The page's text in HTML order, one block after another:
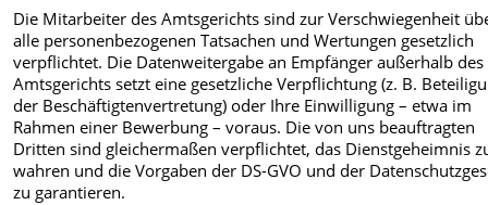
Die Mitarbeiter des Amtsgerichts sind zur Verschwiegenheit
alle personenbezogenen Tatsachen und Wertungen gesetzlich
verpflichtet. Die Datenweitergabe an Empfänger außerhalb des
Amtsgerichts setzt eine gesetzliche Verpflichtung (z. B.
der Beschäftigtenvertretung) oder Ihre Einwilligung – etwa im
Rahmen einer Bewerbung – voraus. Die von uns beauftragten
Dritten sind gleichermaßen verpflichtet, das Dienstgeheimnis
wahren und die Vorgaben der DS-GVO und der
zu garantieren.